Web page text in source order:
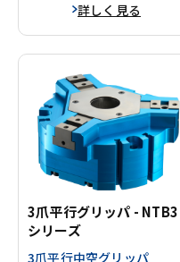
詳しく見る
3爪平行グリッパ - NTB3
シリーズ
3爪平行中空グリッパ